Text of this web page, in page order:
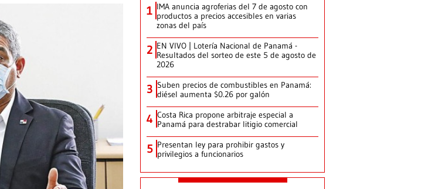
1 IMA anuncia agroferias del 7 de agosto con
productos a precios accesibles en varias
zonas del país
2 EN VIVO | Lotería Nacional de Panamá -
Resultados del sorteo de este 5 de agosto de
2026
3 Suben precios de combustibles en Panamá:
diésel aumenta $0.26 por galón
4 Costa Rica propone arbitraje especial a
Panamá para destrabar litigio comercial
5 Presentan ley para prohibir gastos y
privilegios a funcionarios